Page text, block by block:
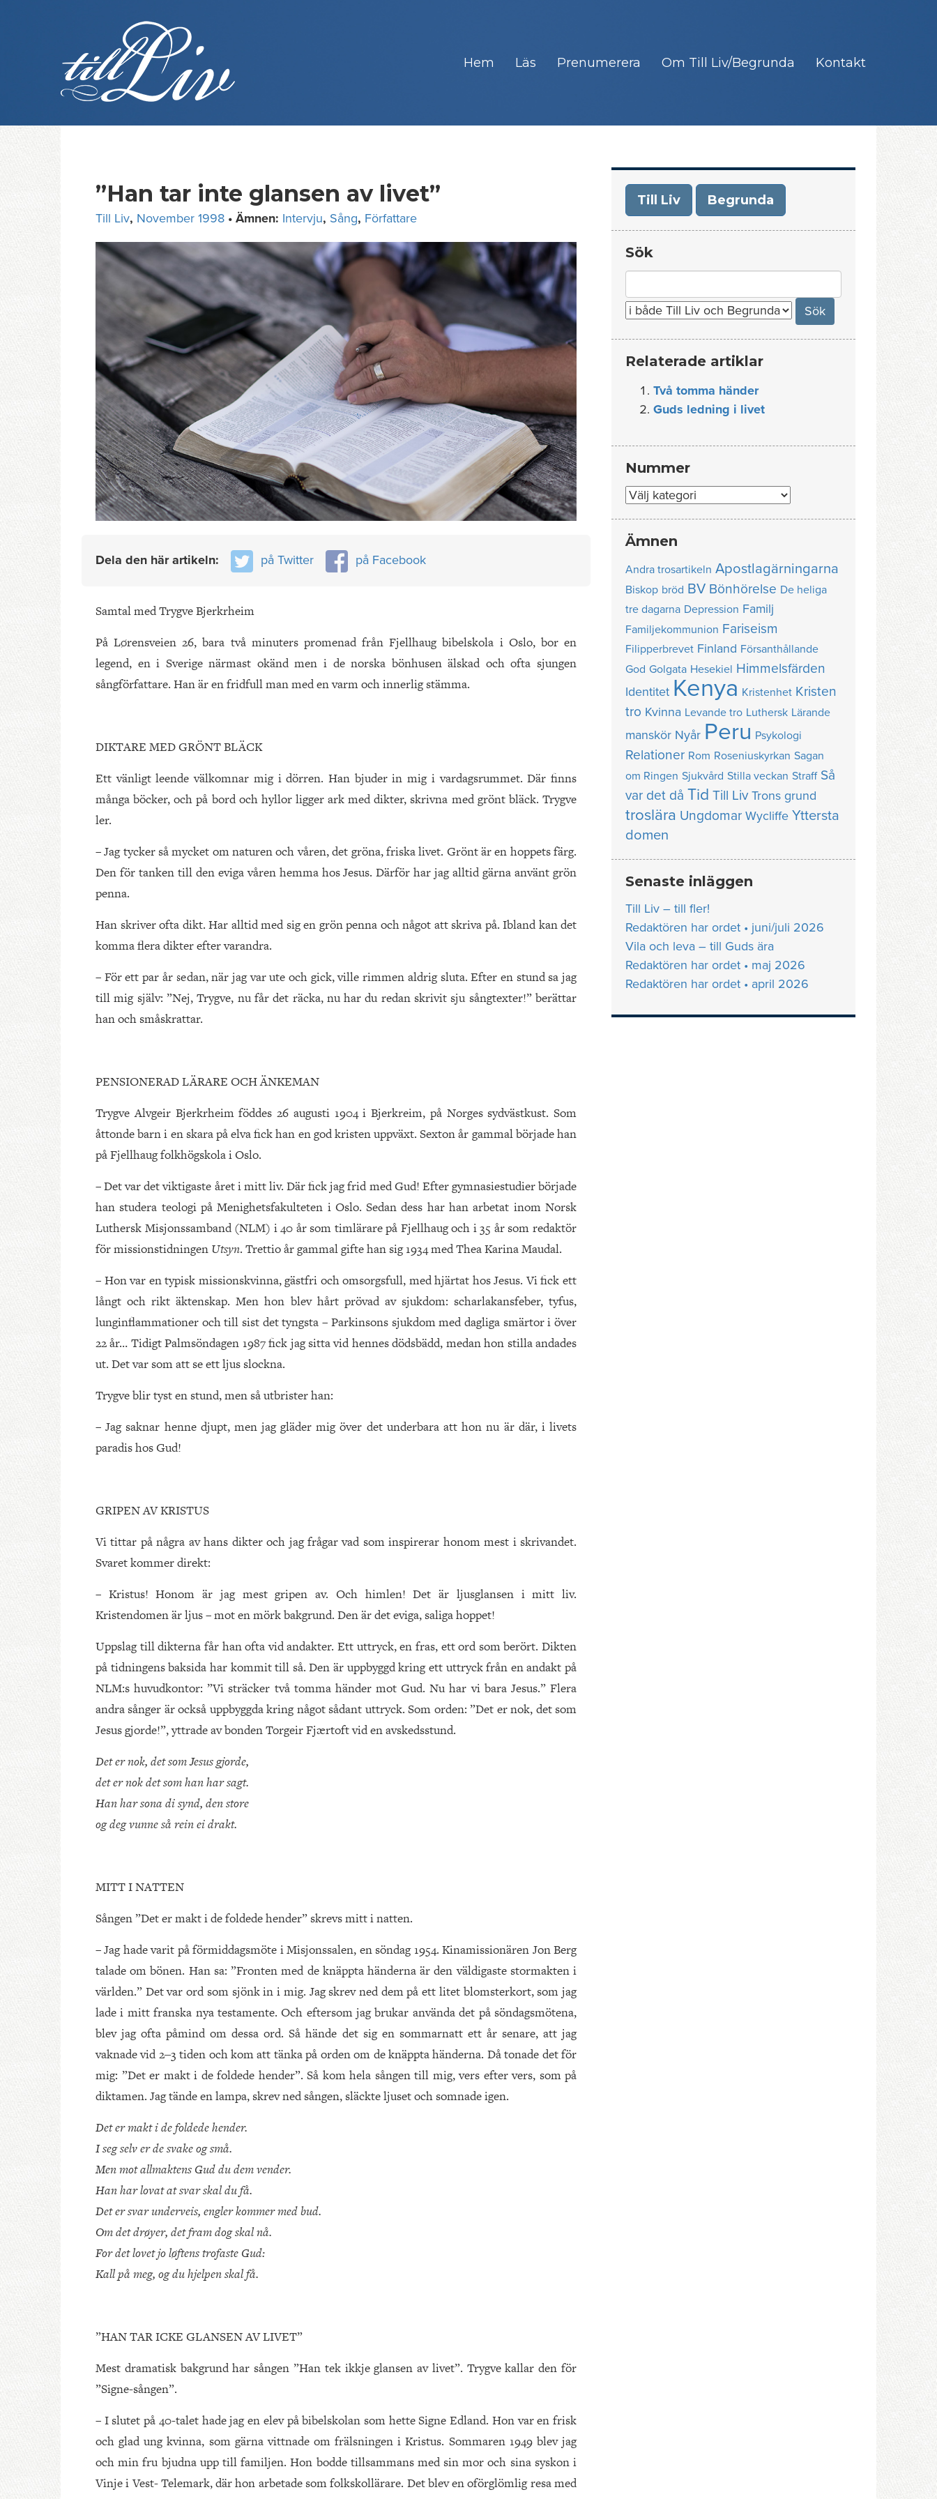
Hem Läs Prenumerera Om Till Liv/Begrunda Kontakt
”Han tar inte glansen av livet”
Till Liv, November 1998 • Ämnen: Intervju, Sång, Författare
Dela den här artikeln: på Twitter på Facebook
Samtal med Trygve Bjerkrheim
På Lørensveien 26, bara två minuters promenad från Fjellhaug bibelskola i Oslo, bor en
legend, en i Sverige närmast okänd men i de norska bönhusen älskad och ofta sjungen
sångförfattare. Han är en fridfull man med en varm och innerlig stämma.
DIKTARE MED GRÖNT BLÄCK
Ett vänligt leende välkomnar mig i dörren. Han bjuder in mig i vardagsrummet. Där finns
många böcker, och på bord och hyllor ligger ark med dikter, skrivna med grönt bläck. Trygve
ler.
– Jag tycker så mycket om naturen och våren, det gröna, friska livet. Grönt är en hoppets färg.
Den för tanken till den eviga våren hemma hos Jesus. Därför har jag alltid gärna använt grön
penna.
Han skriver ofta dikt. Har alltid med sig en grön penna och något att skriva på. Ibland kan det
komma flera dikter efter varandra.
– För ett par år sedan, när jag var ute och gick, ville rimmen aldrig sluta. Efter en stund sa jag
till mig själv: ”Nej, Trygve, nu får det räcka, nu har du redan skrivit sju sångtexter!” berättar
han och småskrattar.
PENSIONERAD LÄRARE OCH ÄNKEMAN
Trygve Alvgeir Bjerkrheim föddes 26 augusti 1904 i Bjerkreim, på Norges sydvästkust. Som
åttonde barn i en skara på elva fick han en god kristen uppväxt. Sexton år gammal började han
på Fjellhaug folkhögskola i Oslo.
– Det var det viktigaste året i mitt liv. Där fick jag frid med Gud! Efter gymnasiestudier började
han studera teologi på Menighetsfakulteten i Oslo. Sedan dess har han arbetat inom Norsk
Luthersk Misjonssamband (NLM) i 40 år som timlärare på Fjellhaug och i 35 år som redaktör
för missionstidningen Utsyn. Trettio år gammal gifte han sig 1934 med Thea Karina Maudal.
– Hon var en typisk missionskvinna, gästfri och omsorgsfull, med hjärtat hos Jesus. Vi fick ett
långt och rikt äktenskap. Men hon blev hårt prövad av sjukdom: scharlakansfeber, tyfus,
lunginflammationer och till sist det tyngsta – Parkinsons sjukdom med dagliga smärtor i över
22 år… Tidigt Palmsöndagen 1987 fick jag sitta vid hennes dödsbädd, medan hon stilla andades
ut. Det var som att se ett ljus slockna.
Trygve blir tyst en stund, men så utbrister han:
– Jag saknar henne djupt, men jag gläder mig över det underbara att hon nu är där, i livets
paradis hos Gud!
GRIPEN AV KRISTUS
Vi tittar på några av hans dikter och jag frågar vad som inspirerar honom mest i skrivandet.
Svaret kommer direkt:
– Kristus! Honom är jag mest gripen av. Och himlen! Det är ljusglansen i mitt liv.
Kristendomen är ljus – mot en mörk bakgrund. Den är det eviga, saliga hoppet!
Uppslag till dikterna får han ofta vid andakter. Ett uttryck, en fras, ett ord som berört. Dikten
på tidningens baksida har kommit till så. Den är uppbyggd kring ett uttryck från en andakt på
NLM:s huvudkontor: ”Vi sträcker två tomma händer mot Gud. Nu har vi bara Jesus.” Flera
andra sånger är också uppbyggda kring något sådant uttryck. Som orden: ”Det er nok, det som
Jesus gjorde!”, yttrade av bonden Torgeir Fjærtoft vid en avskedsstund.
Det er nok, det som Jesus gjorde,
det er nok det som han har sagt.
Han har sona di synd, den store
og deg vunne så rein ei drakt.
MITT I NATTEN
Sången ”Det er makt i de foldede hender” skrevs mitt i natten.
– Jag hade varit på förmiddagsmöte i Misjonssalen, en söndag 1954. Kinamissionären Jon Berg
talade om bönen. Han sa: ”Fronten med de knäppta händerna är den väldigaste stormakten i
världen.” Det var ord som sjönk in i mig. Jag skrev ned dem på ett litet blomsterkort, som jag
lade i mitt franska nya testamente. Och eftersom jag brukar använda det på söndagsmötena,
blev jag ofta påmind om dessa ord. Så hände det sig en sommarnatt ett år senare, att jag
vaknade vid 2‒3 tiden och kom att tänka på orden om de knäppta händerna. Då tonade det för
mig: ”Det er makt i de foldede hender”. Så kom hela sången till mig, vers efter vers, som på
diktamen. Jag tände en lampa, skrev ned sången, släckte ljuset och somnade igen.
Det er makt i de foldede hender.
I seg selv er de svake og små.
Men mot allmaktens Gud du dem vender.
Han har lovat at svar skal du få.
Det er svar underveis, engler kommer med bud.
Om det drøyer, det fram dog skal nå.
For det lovet jo løftens trofaste Gud:
Kall på meg, og du hjelpen skal få.
”HAN TAR ICKE GLANSEN AV LIVET”
Mest dramatisk bakgrund har sången ”Han tek ikkje glansen av livet”. Trygve kallar den för
”Signe-sången”.
– I slutet på 40-talet hade jag en elev på bibelskolan som hette Signe Edland. Hon var en frisk
och glad ung kvinna, som gärna vittnade om frälsningen i Kristus. Sommaren 1949 blev jag
och min fru bjudna upp till familjen. Hon bodde tillsammans med sin mor och sina syskon i
Vinje i Vest- Telemark, där hon arbetade som folkskollärare. Det blev en oförglömlig resa med
Till Liv Begrunda
Sök
for:
Relaterade artiklar
Två tomma händer
Guds ledning i livet
Nummer
Nummer
Ämnen
Andra trosartikeln Apostlagärningarna
Biskop bröd BV Bönhörelse De heliga
tre dagarna Depression Familj
Familjekommunion Fariseism
Filipperbrevet Finland Försanthållande
God Golgata Hesekiel Himmelsfärden
Identitet Kenya Kristenhet Kristen
tro Kvinna Levande tro Luthersk Lärande
manskör Nyår Peru Psykologi
Relationer Rom Roseniuskyrkan Sagan
om Ringen Sjukvård Stilla veckan Straff Så
var det då Tid Till Liv Trons grund
troslära Ungdomar Wycliffe Yttersta
domen
Senaste inläggen
Till Liv – till fler!
Redaktören har ordet • juni/juli 2026
Vila och leva – till Guds ära
Redaktören har ordet • maj 2026
Redaktören har ordet • april 2026